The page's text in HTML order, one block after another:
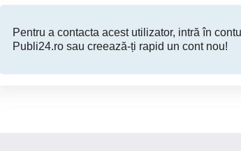
Pentru a contacta acest utilizator, intră în
Publi24.ro sau creează-ți rapid un cont nou!